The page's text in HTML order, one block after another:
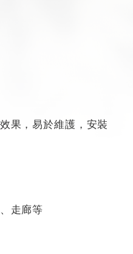
果，易於維護，安裝
走廊等